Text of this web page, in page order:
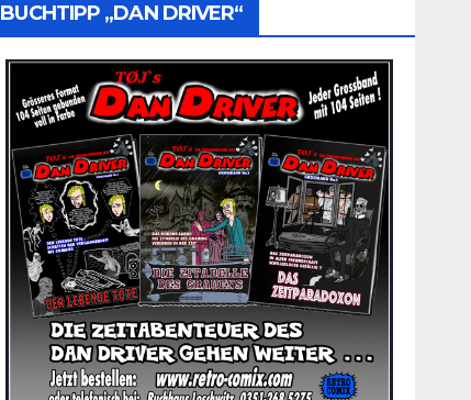
BUCHTIPP „DAN DRIVER“